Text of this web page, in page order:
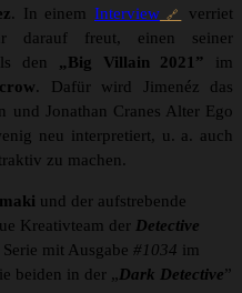
. In einemInterview
verriet
darauf freut, einen seiner
den „Big Villain 2021” im
. Dafür wird Jimenéz das
und Jonathan Cranes Alter Ego
neu interpretiert, u. a. auch
zu machen.
und der aufstrebende
Kreativteam der Detective
mit Ausgabe #1034 im
beiden in der „Dark Detective”